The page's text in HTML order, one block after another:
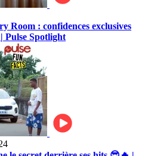
Room : confidences exclusives
Pulse Spotlight